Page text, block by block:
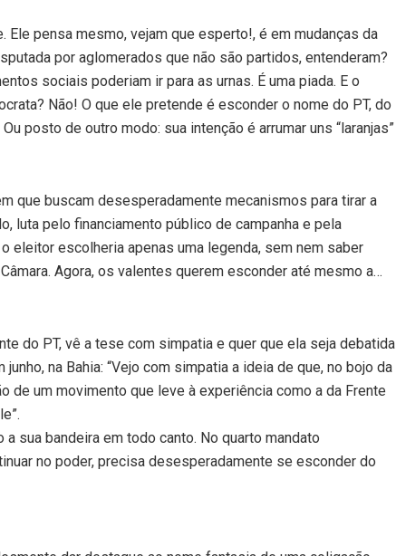
pensa mesmo, vejam que esperto!, é em mudanças da
por aglomerados que não são partidos, entenderam?
sociais poderiam ir para as urnas. É uma piada. E o
Não! O que ele pretende é esconder o nome do PT, do
posto de outro modo: sua intenção é arrumar uns “laranjas”
que buscam desesperadamente mecanismos para tirar a
luta pelo financiamento público de campanha e pela
eleitor escolheria apenas uma legenda, sem nem saber
Agora, os valentes querem esconder até mesmo a…
do PT, vê a tese com simpatia e quer que ela seja debatida
na Bahia: “Vejo com simpatia a ideia de que, no bojo da
de um movimento que leve à experiência como a da Frente
sua bandeira em todo canto. No quarto mandato
no poder, precisa desesperadamente se esconder do